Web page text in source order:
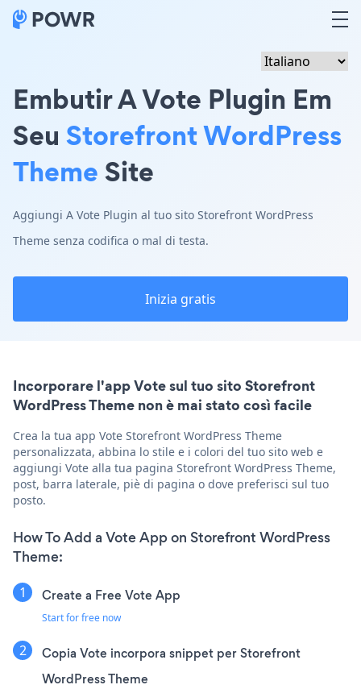
Embutir A Vote Plugin Em
Seu Storefront WordPress
ThemeSite
Aggiungi A Vote Plugin al tuo sito Storefront WordPress
Theme senza codifica o mal di testa.
Inizia gratis
Incorporare l'app Vote sul tuo sito Storefront
WordPress Theme non è mai stato così facile
Crea la tua app Vote Storefront WordPress Theme
personalizzata, abbina lo stile e i colori del tuo sito web e
aggiungi Vote alla tua pagina Storefront WordPress Theme,
post, barra laterale, piè di pagina o dove preferisci sul tuo
posto.
How To Add a Vote App on Storefront WordPress
Theme:
Create a Free Vote App
Start for free now
Copia Vote incorpora snippet per Storefront
WordPress Theme